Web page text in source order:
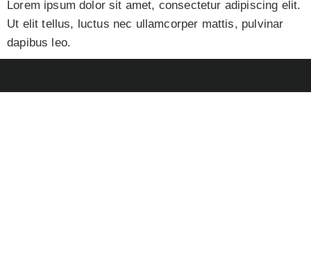
Lorem ipsum dolor sit amet, consectetur adipiscing elit.
Ut elit tellus, luctus nec ullamcorper mattis, pulvinar
dapibus leo.